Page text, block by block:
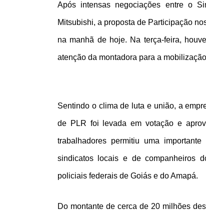
Após intensas negociações entre o
Mitsubishi, a proposta de Participação
na manhã de hoje. Na terça-feira,
atenção da montadora para a
Sentindo o clima de luta e união, a
de PLR foi levada em votação e
trabalhadores permitiu uma
sindicatos locais e de companheiros
policiais federais de Goiás e do Amapá.
Do montante de cerca de 20 milhões